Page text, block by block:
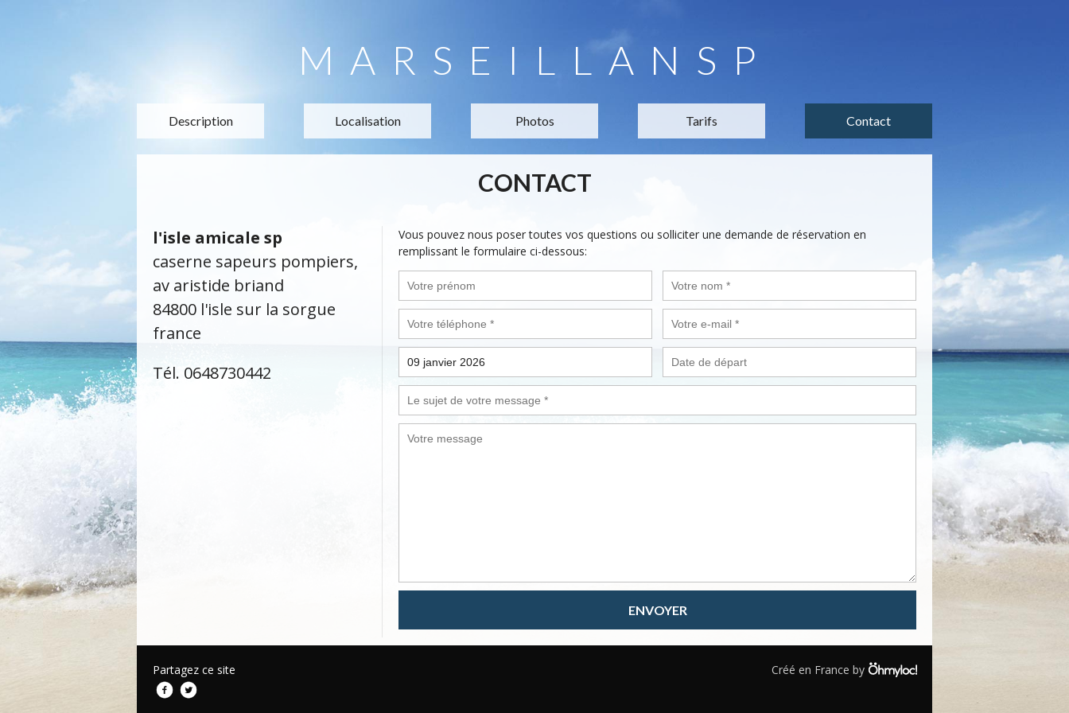
MARSEILLANSP
Description Localisation Photos Tarifs Contact
CONTACT
l'isle amicale sp
caserne sapeurs pompiers,
av aristide briand
84800 l'isle sur la sorgue
france
Tél. 0648730442
Vous pouvez nous poser toutes vos questions ou solliciter une demande de réservation en
remplissant le formulaire ci-dessous:
ENVOYER
Partagez ce site Créé en France by